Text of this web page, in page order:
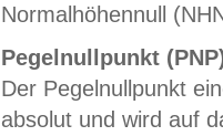
Normalhöhennull
Pegelnullpunkt
Der Pegelnullpunkt
absolut und wird auf